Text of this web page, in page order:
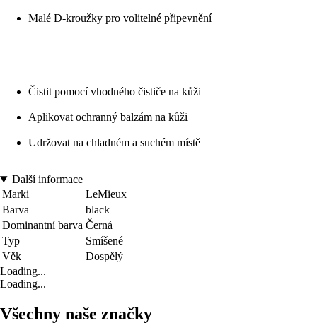
Malé D-kroužky pro volitelné připevnění
Čistit pomocí vhodného čističe na kůži
Aplikovat ochranný balzám na kůži
Udržovat na chladném a suchém místě
Další informace
Marki
LeMieux
Barva
black
Dominantní barva Černá
Typ
Smíšené
Věk
Dospělý
Loading...
Loading...
Všechny naše značky